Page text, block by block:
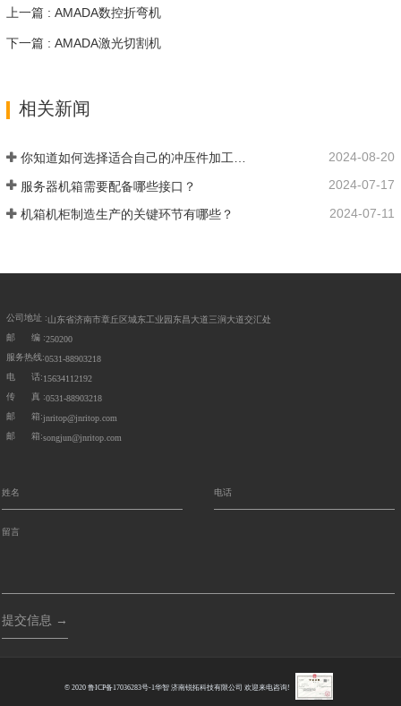
上一篇 : AMADA数控折弯机
下一篇 : AMADA激光切割机
相关新闻
你知道如何选择适合自己的冲压件加工生产厂家吗？ 2024-08-20
服务器机箱需要配备哪些接口？ 2024-07-17
机箱机柜制造生产的关键环节有哪些？ 2024-07-11
公司地址 :山东省济南市章丘区城东工业园东昌大道三涧大道交汇处
邮 编 :250200
服务热线:0531-88903218
电 话:15634112192
传 真 :0531-88903218
邮 箱:jnritop@jnritop.com
邮 箱:songjun@jnritop.com
提交信息 →
© 2020 鲁ICP备17036283号-1华智济南锐拓科技有限公司 欢迎来电咨询!